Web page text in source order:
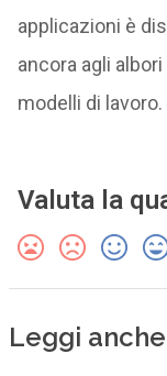
applicazioni è
ancora agli
modelli di lavoro.
Valuta la
Leggi